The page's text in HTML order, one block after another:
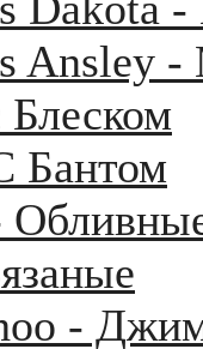
Ansley
Бантом
-